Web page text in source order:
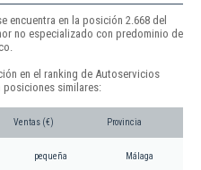
encuentra en la posición 2.668 del
no especializado con predominio de
en el ranking de Autoservicios
posiciones similares:
Ventas (€) Provincia
pequeña Málaga